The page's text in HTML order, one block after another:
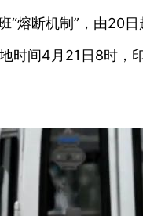
熔断机制”，由20
时间4月21日8时